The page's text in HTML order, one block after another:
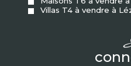
Villas T4 à vendre à